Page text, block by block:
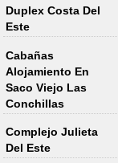
Duplex Costa Del
Este
Cabañas
Alojamiento En
Saco Viejo Las
Conchillas
Complejo Julieta
Del Este